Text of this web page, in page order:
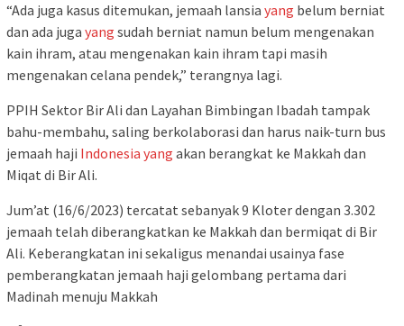
“Ada juga kasus ditemukan, jemaah lansia yang belum berniat
dan ada juga yang sudah berniat namun belum mengenakan
kain ihram, atau mengenakan kain ihram tapi masih
mengenakan celana pendek,” terangnya lagi.
PPIH Sektor Bir Ali dan Layahan Bimbingan Ibadah tampak
bahu-membahu, saling berkolaborasi dan harus naik-turn bus
jemaah haji Indonesia yang akan berangkat ke Makkah dan
Miqat di Bir Ali.
Jum’at (16/6/2023) tercatat sebanyak 9 Kloter dengan 3.302
jemaah telah diberangkatkan ke Makkah dan bermiqat di Bir
Ali. Keberangkatan ini sekaligus menandai usainya fase
pemberangkatan jemaah haji gelombang pertama dari
Madinah menuju Makkah